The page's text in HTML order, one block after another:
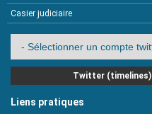
Casier judiciaire
Twitter (timelines)
Liens pratiques